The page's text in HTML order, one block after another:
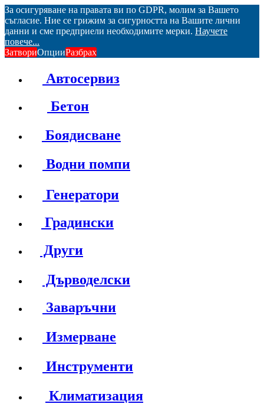
За осигуряване на правата ви по GDPR, молим за Вашето
съгласие. Ние се грижим за сигурността на Вашите лични
данни и сме предприели необходимите мерки. Научете
повече...
ЗатвориОпцииРазбрах
Автосервиз
Бетон
Боядисване
Водни помпи
Генератори
Градински
Други
Дърводелски
Заваръчни
Измерване
Инструменти
Климатизация